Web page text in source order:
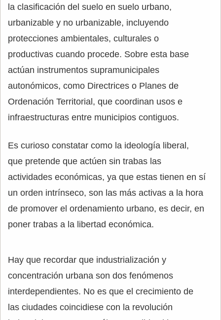
la clasificación del suelo en suelo urbano,
urbanizable y no urbanizable, incluyendo
protecciones ambientales, culturales o
productivas cuando procede. Sobre esta base
actúan instrumentos supramunicipales
autonómicos, como Directrices o Planes de
Ordenación Territorial, que coordinan usos e
infraestructuras entre municipios contiguos.
Es curioso constatar como la ideología liberal,
que pretende que actúen sin trabas las
actividades económicas, ya que estas tienen en sí
un orden intrínseco, son las más activas a la hora
de promover el ordenamiento urbano, es decir, en
poner trabas a la libertad económica.
Hay que recordar que industrialización y
concentración urbana son dos fenómenos
interdependientes. No es que el crecimiento de
las ciudades coincidiese con la revolución